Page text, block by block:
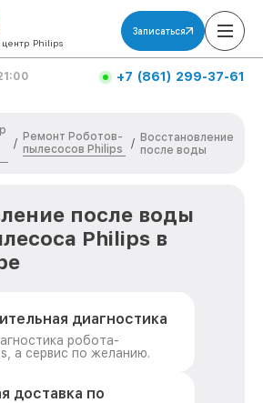
Philips
Записаться
+7 (861) 299-37-61
/
Ремонт Роботов-
пылесосов Philips
/ Восстановление
после воды
после воды
Philips в
диагностика
робота-
а сервис по желанию.
доставка по